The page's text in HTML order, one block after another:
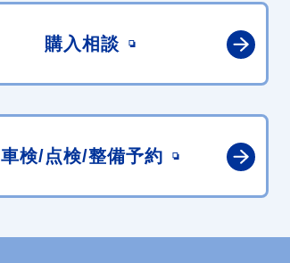
購入相談
車検/点検/整備予約